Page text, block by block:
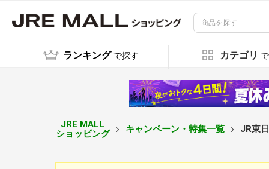
ランキング で探す カテゴリ
JRE MALL
ショッピング
キャンペーン・特集一覧 JR東